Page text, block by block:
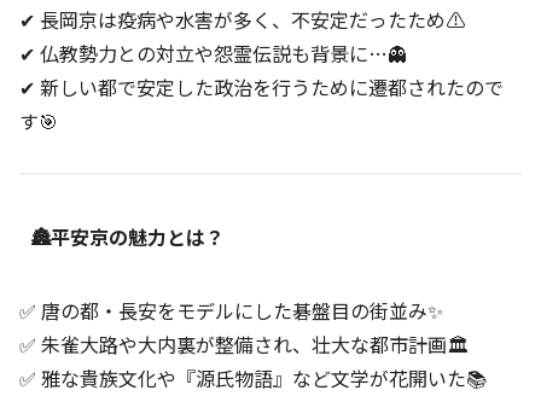
✔ 長岡京は疫病や水害が多く、不安定だったため⚠️
✔ 仏教勢力との対立や怨霊伝説も背景に…👻
✔ 新しい都で安定した政治を行うために遷都されたので
す🎯
🏯平安京の魅力とは？
✅ 唐の都・長安をモデルにした碁盤目の街並み✨
✅ 朱雀大路や大内裏が整備され、壮大な都市計画🏛️
✅ 雅な貴族文化や『源氏物語』など文学が花開いた📚